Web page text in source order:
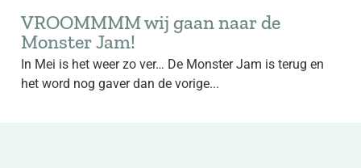
VROOMMMM wij gaan naar de
Monster Jam!
In Mei is het weer zo ver… De Monster Jam is terug en
het word nog gaver dan de vorige...